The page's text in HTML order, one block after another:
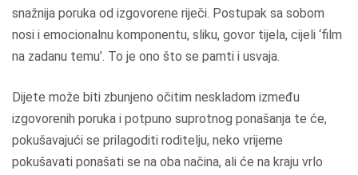
snažnija poruka od izgovorene riječi. Postupak sa sobom
nosi i emocionalnu komponentu, sliku, govor tijela, cijeli ‘film
na zadanu temu’. To je ono što se pamti i usvaja.
Dijete može biti zbunjeno očitim neskladom između
izgovorenih poruka i potpuno suprotnog ponašanja te će,
pokušavajući se prilagoditi roditelju, neko vrijeme
pokušavati ponašati se na oba načina, ali će na kraju vrlo